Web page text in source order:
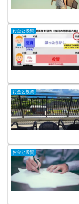
お金と投資
お金と投資
お金と投資